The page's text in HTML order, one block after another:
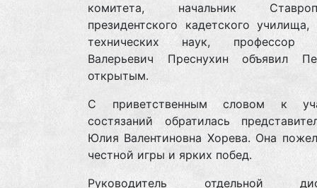
комитета, начальник
президентского кадетского училища,
технических наук, профессор
Валерьевич Преснухин объявил
открытым.
С приветственным словом к
состязаний обратилась
Юлия Валентиновна Хорева. Она
честной игры и ярких побед.
Руководитель отдельной